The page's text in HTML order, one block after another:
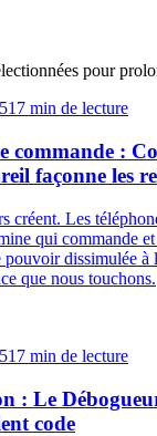
pour
17 min de lecture
commande :
façonne les
créent. Les
qui commande
dissimulée à
que nous touchons.
17 min de lecture
: Le
code